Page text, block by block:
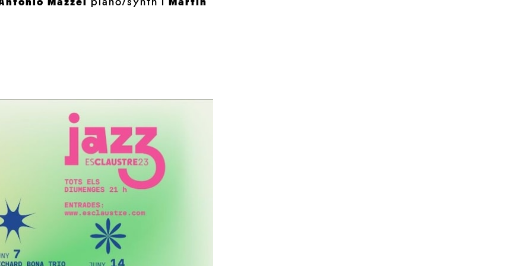
Mazzei piano/synth I Martín